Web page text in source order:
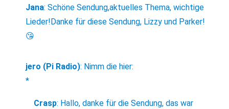
Jana:Schöne Sendung,aktuelles Thema, wichtige
Lieder!Danke für diese Sendung, Lizzy und Parker!
😘
jero (Pi Radio): Nimm die hier:
*
Crasp: Hallo, danke für die Sendung, das war